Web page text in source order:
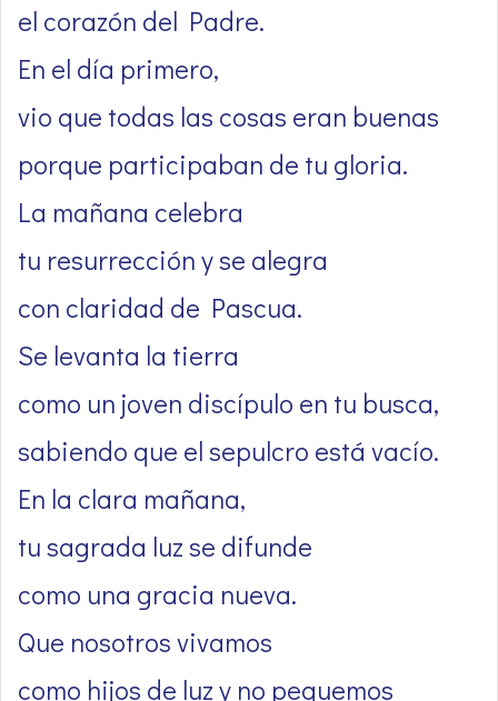
el corazón del Padre.
En el día primero,
vio que todas las cosas eran buenas
porque participaban de tu gloria.
La mañana celebra
tu resurrección y se alegra
con claridad de Pascua.
Se levanta la tierra
como un joven discípulo en tu busca,
sabiendo que el sepulcro está vacío.
En la clara mañana,
tu sagrada luz se difunde
como una gracia nueva.
Que nosotros vivamos
como hijos de luz y no pequemos